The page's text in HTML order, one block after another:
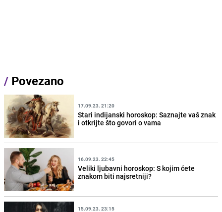
/ Povezano
17.09.23. 21:20
Stari indijanski horoskop: Saznajte vaš znak
i otkrijte što govori o vama
16.09.23. 22:45
Veliki ljubavni horoskop: S kojim ćete
znakom biti najsretniji?
15.09.23. 23:15